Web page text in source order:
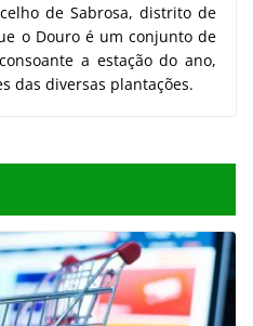
de Sabrosa, distrito de
o Douro é um conjunto de
a estação do ano,
das diversas plantações.